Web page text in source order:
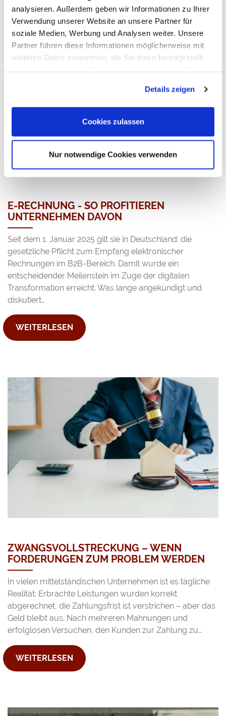
analysieren. Außerdem geben wir Informationen zu Ihrer
Verwendung unserer Website an unsere Partner für
soziale Medien, Werbung und Analysen weiter. Unsere
Partner führen diese Informationen möglicherweise mit
weiteren Daten zusammen, die Sie ihnen bereitgestellt
Cookies, wenn Sie unsere Webseite weiterhin nutzen.
Details zeigen
Cookies zulassen
Nur notwendige Cookies verwenden
E-RECHNUNG - SO PROFITIEREN
UNTERNEHMEN DAVON
Seit dem 1. Januar 2025 gilt sie in Deutschland: die
gesetzliche Pflicht zum Empfang elektronischer
Rechnungen im B2B-Bereich. Damit wurde ein
entscheidender Meilenstein im Zuge der digitalen
Transformation erreicht. Was lange angekündigt und
diskutiert…
WEITERLESEN
ZWANGSVOLLSTRECKUNG – WENN
FORDERUNGEN ZUM PROBLEM WERDEN
In vielen mittelständischen Unternehmen ist es tägliche
Realität: Erbrachte Leistungen wurden korrekt
abgerechnet, die Zahlungsfrist ist verstrichen – aber das
Geld bleibt aus. Nach mehreren Mahnungen und
erfolglosen Versuchen, den Kunden zur Zahlung zu…
WEITERLESEN